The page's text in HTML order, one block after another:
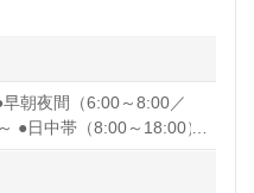
朝夜間（6:00～8:00／
●日中帯（8:00～18:00）
早朝夜間（6:00～8:00／
●日中帯（8:00～18:00）